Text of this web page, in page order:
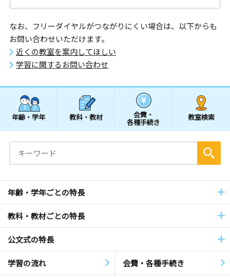
なお、フリーダイヤルがつながりにくい場合は、以下からも
お問い合わせいただけます。
近くの教室を案内してほしい
学習に関するお問い合わせ
年齢・学年 教科・教材 会費・
各種手続き
教室検索
年齢・学年ごとの特長
教科・教材ごとの特長
公文式の特長
学習の流れ 会費・各種手続き